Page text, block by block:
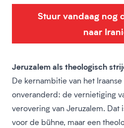
Stuur vandaag nog
naar
Jeruzalem als theologisch
De kernambitie van het
onveranderd: de vernietiging
verovering van Jeruzalem. Dat
voor de bühne, maar een